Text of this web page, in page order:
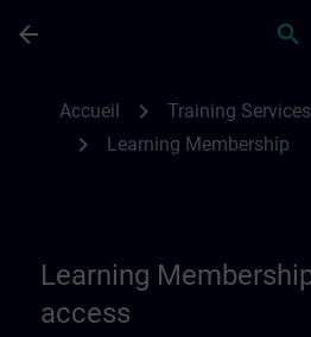
arrow_back search
Accueil chevron_right Training
chevron_right Learning Membership
Learning
access